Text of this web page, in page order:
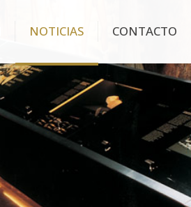
NOTICIAS CONTACTO